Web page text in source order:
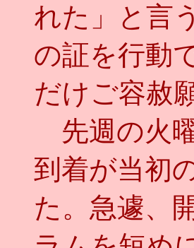
れた」と言
の証を行動
だけご容赦
先週の火
到着が当初
た。急遽、